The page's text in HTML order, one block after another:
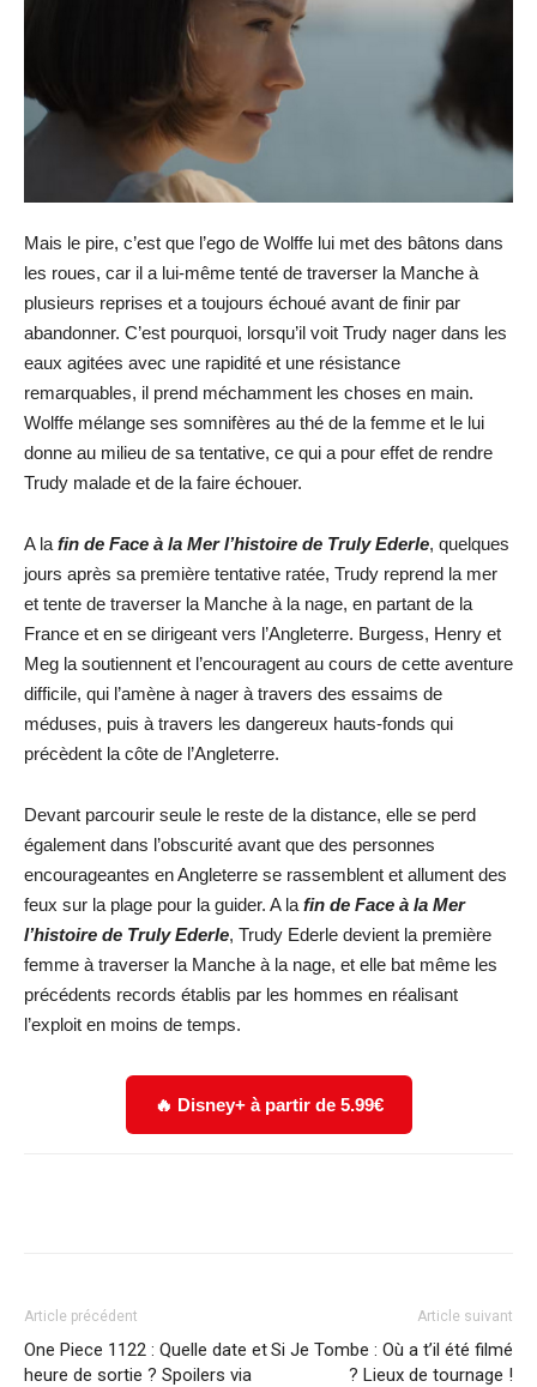
Mais le pire, c’est que l’ego de Wolffe lui met des bâtons dans
les roues, car il a lui-même tenté de traverser la Manche à
plusieurs reprises et a toujours échoué avant de finir par
abandonner. C’est pourquoi, lorsqu’il voit Trudy nager dans les
eaux agitées avec une rapidité et une résistance
remarquables, il prend méchamment les choses en main.
Wolffe mélange ses somnifères au thé de la femme et le lui
donne au milieu de sa tentative, ce qui a pour effet de rendre
Trudy malade et de la faire échouer.
A la fin de Face à la Mer l’histoire de Truly Ederle, quelques
jours après sa première tentative ratée, Trudy reprend la mer
et tente de traverser la Manche à la nage, en partant de la
France et en se dirigeant vers l’Angleterre. Burgess, Henry et
Meg la soutiennent et l’encouragent au cours de cette aventure
difficile, qui l’amène à nager à travers des essaims de
méduses, puis à travers les dangereux hauts-fonds qui
précèdent la côte de l’Angleterre.
Devant parcourir seule le reste de la distance, elle se perd
également dans l’obscurité avant que des personnes
encourageantes en Angleterre se rassemblent et allument des
feux sur la plage pour la guider. A la fin de Face à la Mer
l’histoire de Truly Ederle, Trudy Ederle devient la première
femme à traverser la Manche à la nage, et elle bat même les
précédents records établis par les hommes en réalisant
l’exploit en moins de temps.
🔥 Disney+ à partir de 5.99€
Article précédent
One Piece 1122 : Quelle date et
heure de sortie ? Spoilers via
Article suivant
Si Je Tombe : Où a t’il été filmé
? Lieux de tournage !